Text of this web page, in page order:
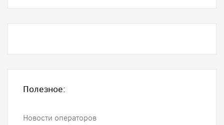
Полезное:
Новости операторов